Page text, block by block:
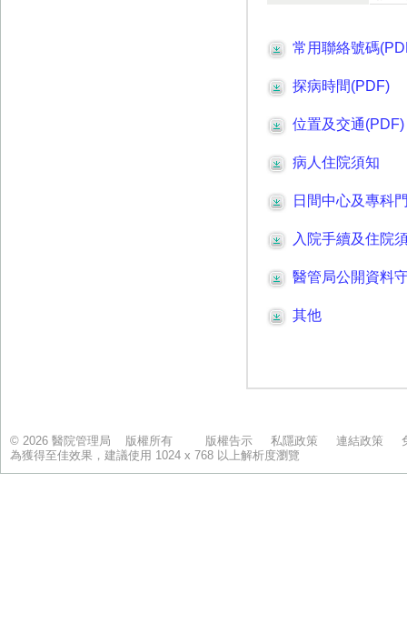
© 2026 醫院管理局 版權所有 版權告示 私隱政策 連結政策
為獲得至佳效果，建議使用 1024 x 768 以上解析度瀏覽